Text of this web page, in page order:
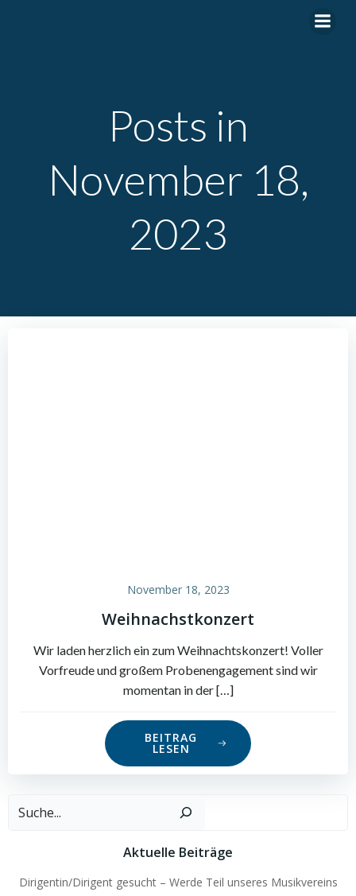
Posts in
November 18,
2023
November 18, 2023
Weihnachstkonzert
Wir laden herzlich ein zum Weihnachtskonzert! Voller
Vorfreude und großem Probenengagement sind wir
momentan in der […]
BEITRAG
LESEN
Aktuelle Beiträge
Dirigentin/Dirigent gesucht – Werde Teil unseres Musikvereins